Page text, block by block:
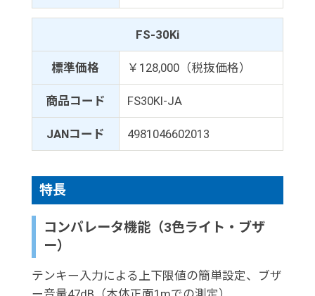
FS-30Ki
標準価格 ￥128,000（税抜価格）
商品コード FS30KI-JA
JANコード 4981046602013
特長
コンパレータ機能（3色ライト・ブザ
ー）
テンキー入力による上下限値の簡単設定、ブザ